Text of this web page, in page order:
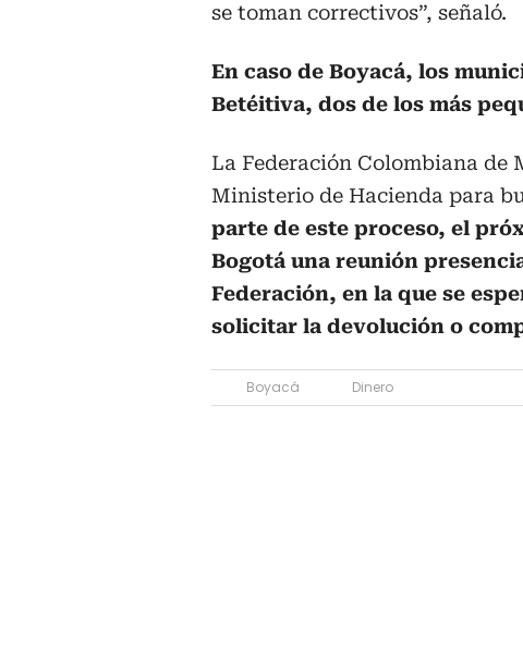
se toman correctivos”, señaló.
En caso de Boyacá, los
Betéitiva, dos de los más
La Federación Colombiana
Ministerio de Hacienda para
parte de este proceso, el
Bogotá una reunión
Federación, en la que se
solicitar la devolución o
Boyacá Dinero